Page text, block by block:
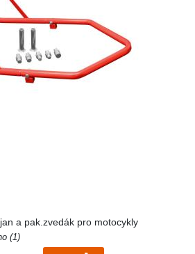
a pak.zvedák pro motocykly
(1)